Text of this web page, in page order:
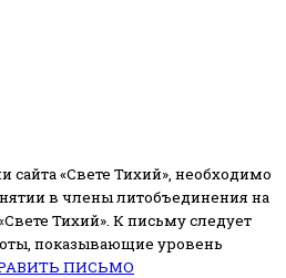
«Свете Тихий», необходимо
в члены литобъединения на
Тихий». К письму следует
показывающие уровень
ПИСЬМО